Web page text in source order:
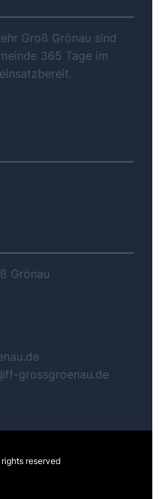
Groß Grönau sind
365 Tage im
Grönau
grossgroenau.de
rights reserved